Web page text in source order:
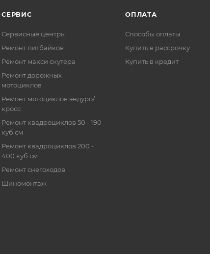
СЕРВИС
Сервисные центры
Ремонт питбайков
Ремонт макси скутера
Ремонт дорожных
мотоциклов
Ремонт мотоциклов эндуро/
кросс
Ремонт квадроциклов 50 - 190
куб.см
Ремонт квадроциклов 200 -
400 куб.см
Ремонт снегоходов
Шиномонтаж
ОПЛАТА
Способы оплаты
Купить в рассрочку
Купить в кредит